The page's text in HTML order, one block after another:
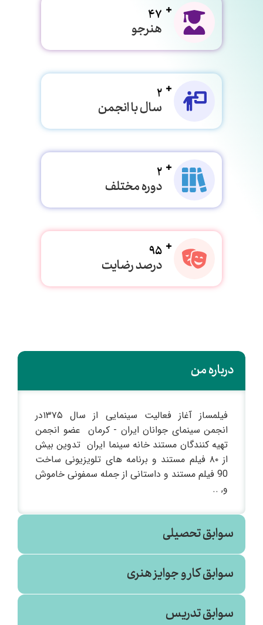
47
هنرجو
2
سال با انجمن
2
دوره مختلف
95
درصد رضایت
درباره من
فیلمساز آغاز فعالیت سینمایی از سال ۱۳۷۵در
انجمن سینمای جوانان ایران - کرمان عضو انجمن
تهیه کنندگان مستند خانه سینما ایران تدوین بیش
از ۸۰ فیلم مستند و برنامه های تلویزیونی ساخت
90 فیلم مستند و داستانی از جمله سمفونی خاموش
و, ..
سوابق تحصیلی
ادبیات فارسی
پیام نور (۱۳۸۶)
سوابق کار و جوایز هنری
سوابق تدریس